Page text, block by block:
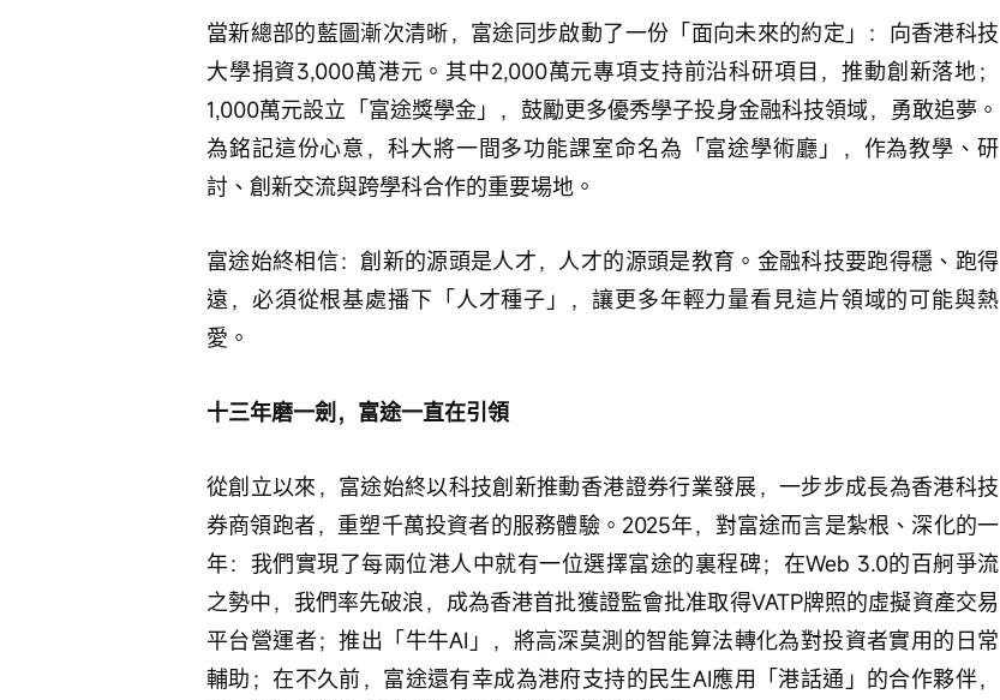
當新總部的藍圖漸次清晰，富途同步啟動了一份「面向未來的約定」：向香港科技
大學捐資3,000萬港元。其中2,000萬元專項支持前沿科研項目，推動創新落地；
1,000萬元設立「富途獎學金」，鼓勵更多優秀學子投身金融科技領域，勇敢追夢。
為銘記這份心意，科大將一間多功能課室命名為「富途學術廳」，作為教學、研
討、創新交流與跨學科合作的重要場地。
富途始終相信：創新的源頭是人才，人才的源頭是教育。金融科技要跑得穩、跑得
遠，必須從根基處播下「人才種子」，讓更多年輕力量看見這片領域的可能與熱
愛。
十三年磨一劍，富途一直在引領
從創立以來，富途始終以科技創新推動香港證券行業發展，一步步成長為香港科技
券商領跑者，重塑千萬投資者的服務體驗。2025年，對富途而言是紮根、深化的一
年：我們實現了每兩位港人中就有一位選擇富途的裏程碑；在Web 3.0的百舸爭流
之勢中，我們率先破浪，成為香港首批獲證監會批准取得VATP牌照的虛擬資產交易
平台營運者；推出「牛牛AI」，將高深莫測的智能算法轉化為對投資者實用的日常
輔助；在不久前，富途還有幸成為港府支持的民生AI應用「港話通」的合作夥伴，